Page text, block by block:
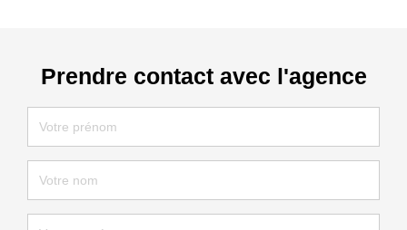
Prendre contact avec l'agence